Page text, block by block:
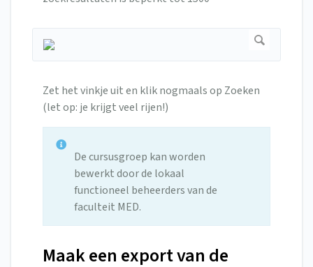
Zet het vinkje uit en klik nogmaals op Zoeken
(let op: je krijgt veel rijen!)
De cursusgroep kan worden
bewerkt door de lokaal
functioneel beheerders van de
faculteit MED.
Maak een export van de